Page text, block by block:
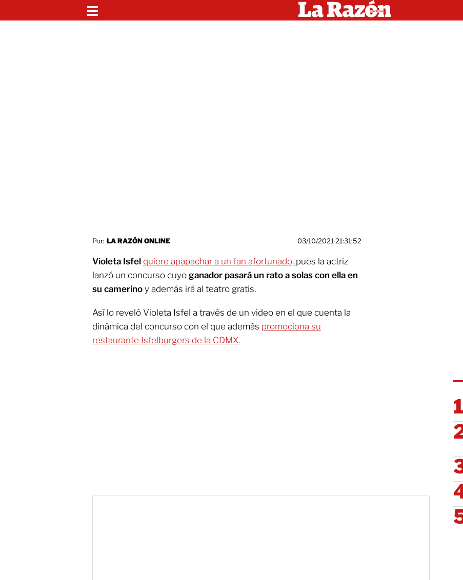
Por: LA RAZÓN ONLINE 03/10/2021 21:31:52
Violeta Isfel quiere apapachar a un fan afortunado, pues la actriz
lanzó un concurso cuyo ganador pasará un rato a solas con ella en
su camerino y además irá al teatro gratis.
Así lo reveló Violeta Isfel a través de un video en el que cuenta la
dinámica del concurso con el que además promociona su
restaurante Isfelburgers de la CDMX.